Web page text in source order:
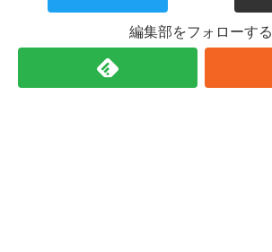
編集部をフォローする